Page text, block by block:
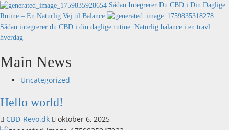
Sådan Integrerer Du CBD i Din Daglige
Rutine – En Naturlig Vej til Balance
Sådan integrerer du CBD i din daglige rutine: Naturlig balance i en travl
hverdag
Main News
Uncategorized
Hello world!
CBD-Revo.dk oktober 6, 2025